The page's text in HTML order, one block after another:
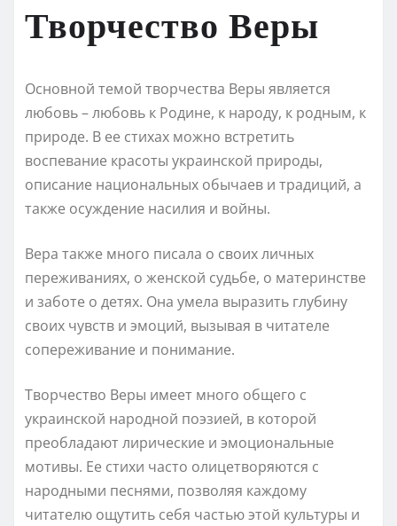
Творчество Веры
Основной темой творчества Веры является
любовь – любовь к Родине, к народу, к родным, к
природе. В ее стихах можно встретить
воспевание красоты украинской природы,
описание национальных обычаев и традиций, а
также осуждение насилия и войны.
Вера также много писала о своих личных
переживаниях, о женской судьбе, о материнстве
и заботе о детях. Она умела выразить глубину
своих чувств и эмоций, вызывая в читателе
сопереживание и понимание.
Творчество Веры имеет много общего с
украинской народной поэзией, в которой
преобладают лирические и эмоциональные
мотивы. Ее стихи часто олицетворяются с
народными песнями, позволяя каждому
читателю ощутить себя частью этой культуры и